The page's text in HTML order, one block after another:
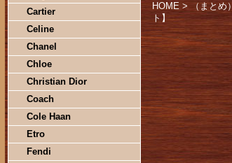
Cartier
Celine
Chanel
Chloe
Christian Dior
Coach
Cole Haan
Etro
Fendi
HOME > （まとめ
ト】